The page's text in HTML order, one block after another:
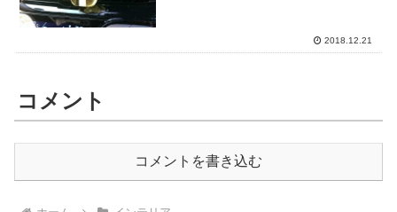
2018.12.21
コメント
コメントを書き込む